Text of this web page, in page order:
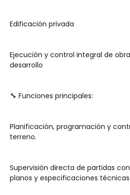
Edificación privada
Ejecución y control integral de
desarrollo
🔧 Funciones principales:
Planificación, programación y
terreno.
Supervisión directa de partidas
planos y especificaciones técnicas.